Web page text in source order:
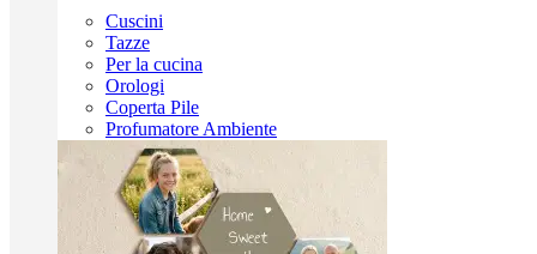
Cuscini
Tazze
Per la cucina
Orologi
Coperta Pile
Profumatore Ambiente